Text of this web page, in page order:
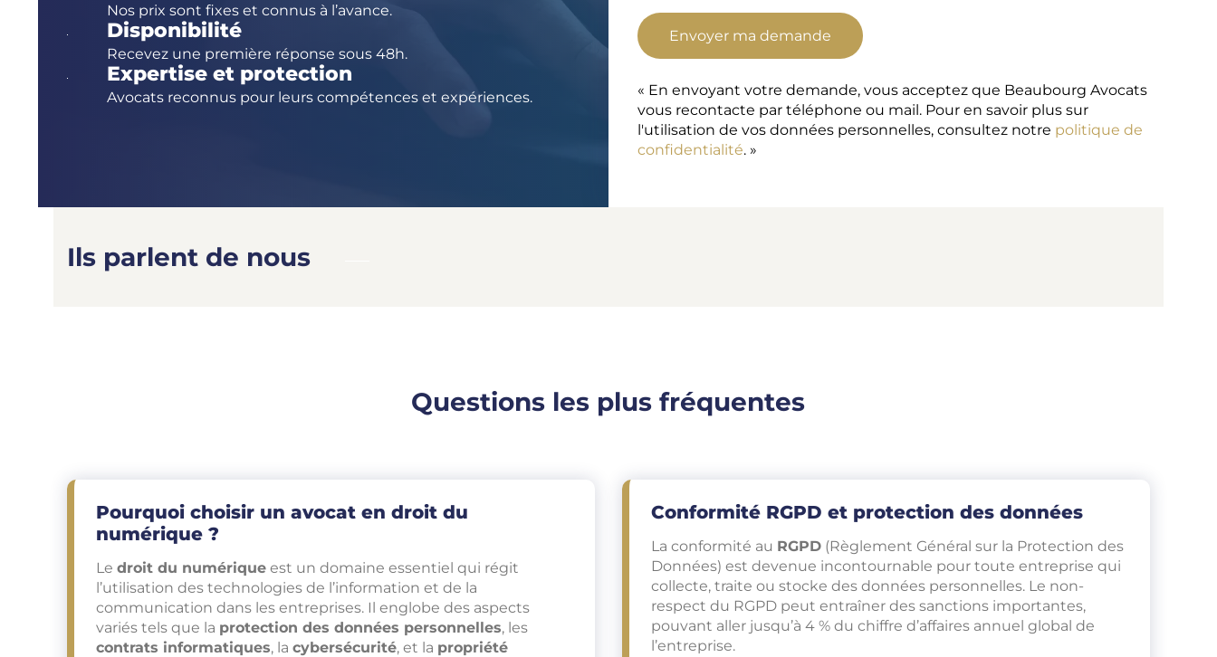
Nos prix sont fixes et connus à l’avance.
Disponibilité
Recevez une première réponse sous 48h.
Expertise et protection
Avocats reconnus pour leurs compétences et expériences.
« En envoyant votre demande, vous acceptez que Beaubourg Avocats
vous recontacte par téléphone ou mail. Pour en savoir plus sur
l'utilisation de vos données personnelles, consultez notre politique de
confidentialité. »
Ils parlent de nous
Questions les plus fréquentes
Pourquoi choisir un avocat en droit du
numérique ?
Ledroit du numérique est un domaine essentiel qui régit
l’utilisation des technologies de l’information et de la
communication dans les entreprises. Il englobe des aspects
variés tels que la protection des données personnelles, les
contrats informatiques, lacybersécurité, et la propriété
Conformité RGPD et protection des données
La conformité au RGPD(Règlement Général sur la Protection des
Données) est devenue incontournable pour toute entreprise qui
collecte, traite ou stocke des données personnelles. Le non-
respect du RGPD peut entraîner des sanctions importantes,
pouvant aller jusqu’à 4 % du chiffre d’affaires annuel global de
l’entreprise.